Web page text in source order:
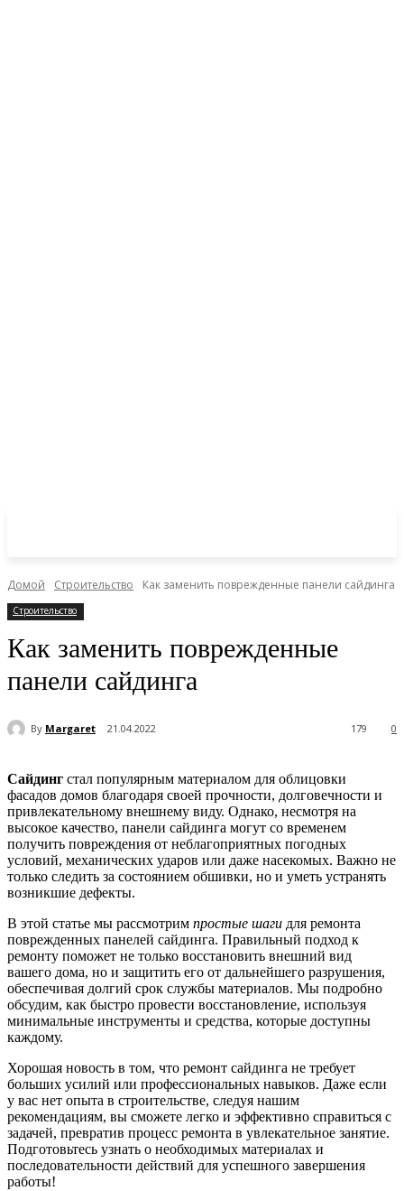
Домой Строительство Как заменить поврежденные панели сайдинга
Строительство
Как заменить поврежденные
панели сайдинга
By Margaret 21.04.2022 0
179
Сайдинг стал популярным материалом для облицовки
фасадов домов благодаря своей прочности, долговечности и
привлекательному внешнему виду. Однако, несмотря на
высокое качество, панели сайдинга могут со временем
получить повреждения от неблагоприятных погодных
условий, механических ударов или даже насекомых. Важно не
только следить за состоянием обшивки, но и уметь устранять
возникшие дефекты.
В этой статье мы рассмотрим простые шаги для ремонта
поврежденных панелей сайдинга. Правильный подход к
ремонту поможет не только восстановить внешний вид
вашего дома, но и защитить его от дальнейшего разрушения,
обеспечивая долгий срок службы материалов. Мы подробно
обсудим, как быстро провести восстановление, используя
минимальные инструменты и средства, которые доступны
каждому.
Хорошая новость в том, что ремонт сайдинга не требует
больших усилий или профессиональных навыков. Даже если
у вас нет опыта в строительстве, следуя нашим
рекомендациям, вы сможете легко и эффективно справиться с
задачей, превратив процесс ремонта в увлекательное занятие.
Подготовьтесь узнать о необходимых материалах и
последовательности действий для успешного завершения
работы!